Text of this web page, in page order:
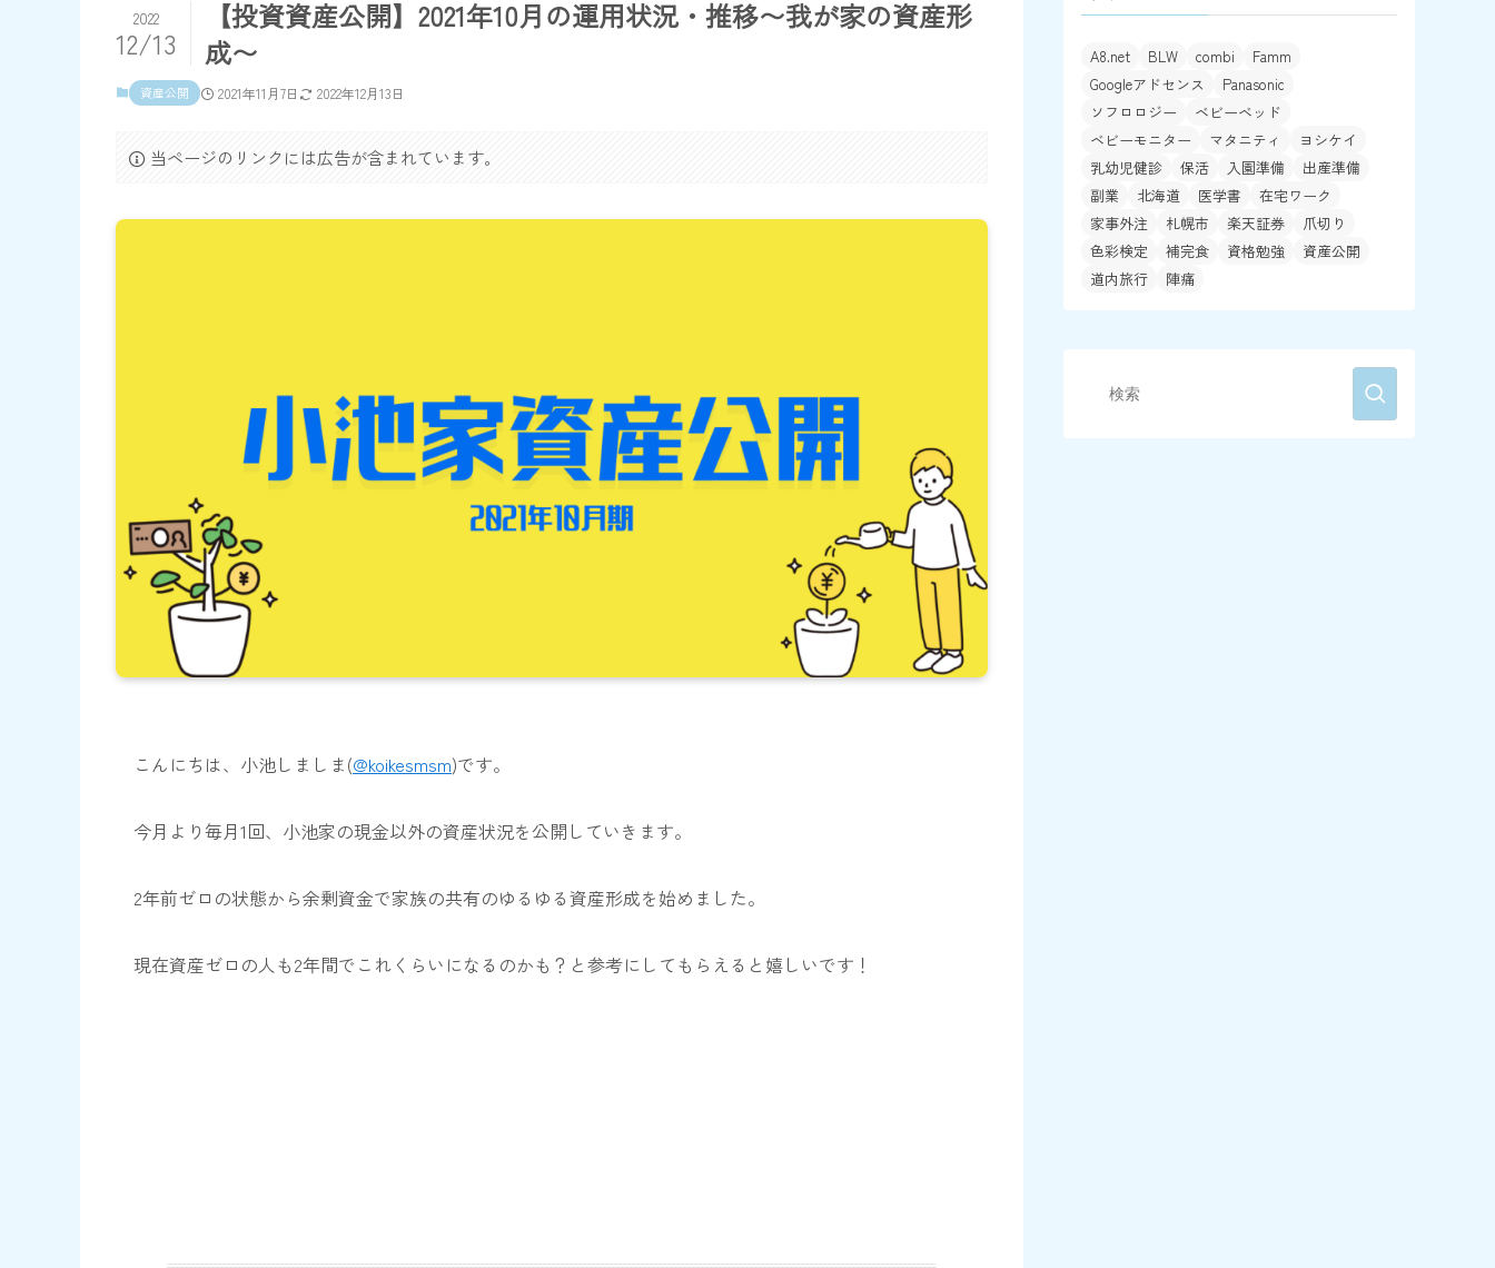
【投資資産公開】2021年10月の運用状況・推移〜我が家の資産形
成〜
2022
12/13
資産公開 2021年11月7日 2022年12月13日
当ページのリンクには広告が含まれています。
こんにちは、小池しましま(@koikesmsm)です。
今月より毎月1回、小池家の現金以外の資産状況を公開していきます。
2年前ゼロの状態から余剰資金で家族の共有のゆるゆる資産形成を始めました。
現在資産ゼロの人も2年間でこれくらいになるのかも？と参考にしてもらえると嬉しいです！
A8.net BLW combi
Famm
Googleアドセンス
Panasonic
ソフロロジー
ベビーベッド
ベビーモニター
マタニティ
ヨシケイ
乳幼児健診
保活 入園準備
出産準備
副業
北海道 医学書
在宅ワーク
家事外注
札幌市 楽天証券
爪切り
色彩検定
補完食 資格勉強
資産公開
道内旅行
陣痛